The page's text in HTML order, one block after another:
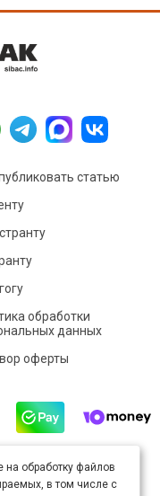
статью
обработки
данных
оферты
полицензии Creative
(«Атрибуция») 4.0
на обработку файлов
в том числе с